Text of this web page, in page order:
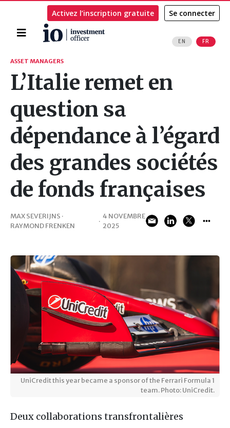
Accueil
EN FR
Activez l’inscription gratuite Se connecter
Rechercher
ASSET MANAGERS
L’Italie remet en
question sa
dépendance à l’égard
des grandes sociétés
de fonds françaises
MAX SEVERIJNS ·
RAYMOND FRENKEN
·
4 NOVEMBRE
2025
UniCredit this year became a sponsor of the Ferrari Formula 1
team. Photo: UniCredit.
Deux collaborations transfrontalières